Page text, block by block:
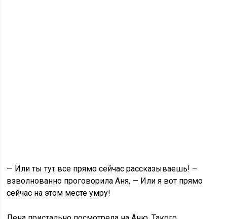
— Или ты тут все прямо сейчас рассказываешь! –
взволнованно проговорила Аня, — Или я вот прямо
сейчас на этом месте умру!